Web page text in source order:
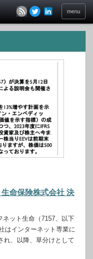
menu
命保険株式会社 決
ット生命（7157、以下
はインターネット専業に
れ、以降、草分けとして